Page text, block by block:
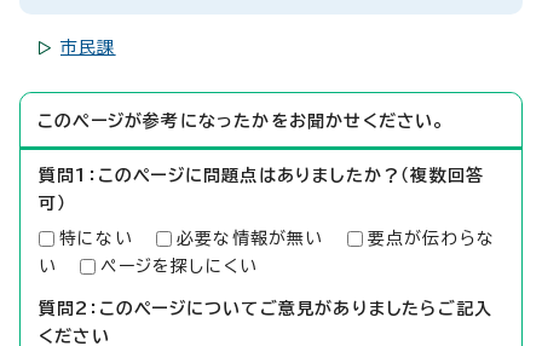
市民課
このページが参考になったかをお聞かせください。
質問1：このページに問題点はありましたか？（複数回答
可）
特にない 必要な情報が無い
要点が伝わらな
い
ページを探しにくい
質問2：このページについてご意見がありましたらご記入
ください